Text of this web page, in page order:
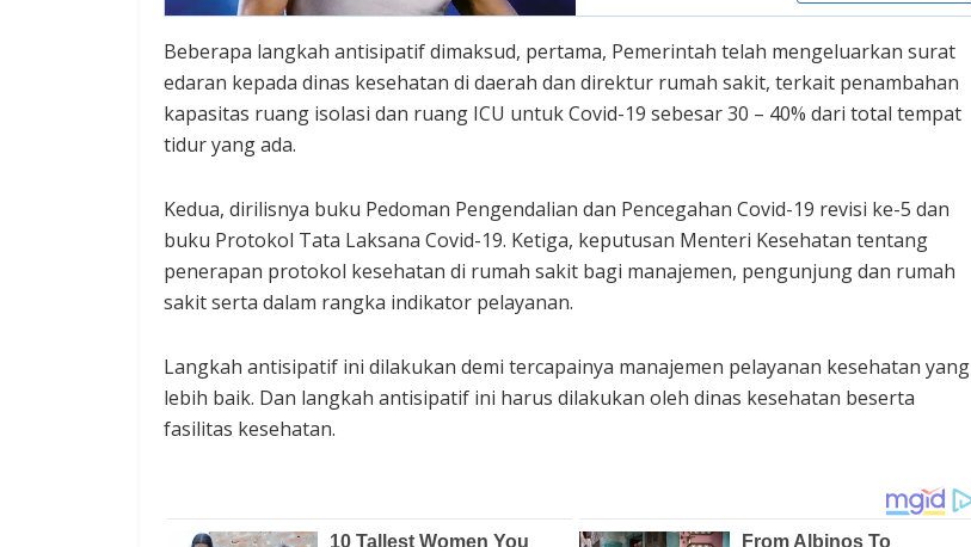
Beberapa langkah antisipatif dimaksud, pertama, Pemerintah telah mengeluarkan surat
edaran kepada dinas kesehatan di daerah dan direktur rumah sakit, terkait penambahan
kapasitas ruang isolasi dan ruang ICU untuk Covid-19 sebesar 30 – 40% dari total tempat
tidur yang ada.
Kedua, dirilisnya buku Pedoman Pengendalian dan Pencegahan Covid-19 revisi ke-5 dan
buku Protokol Tata Laksana Covid-19. Ketiga, keputusan Menteri Kesehatan tentang
penerapan protokol kesehatan di rumah sakit bagi manajemen, pengunjung dan rumah
sakit serta dalam rangka indikator pelayanan.
Langkah antisipatif ini dilakukan demi tercapainya manajemen pelayanan kesehatan yang
lebih baik. Dan langkah antisipatif ini harus dilakukan oleh dinas kesehatan beserta
fasilitas kesehatan.